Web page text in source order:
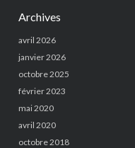
Archives
avril 2026
janvier 2026
octobre 2025
février 2023
mai 2020
avril 2020
octobre 2018